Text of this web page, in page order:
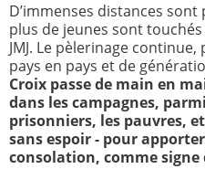
D’immenses distances
plus de jeunes sont touchés
JMJ. Le pèlerinage
pays en pays et de
Croix passe de main en
dans les campagnes,
prisonniers, les pauvres,
sans espoir - pour
consolation, comme signe